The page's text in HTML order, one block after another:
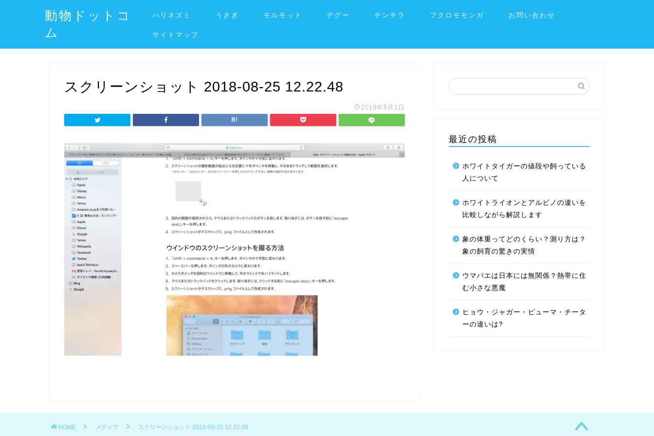
動物ドットコ
ム
ハリネズミ うさぎ モルモット デグー チンチラ フクロモモンガ お問い合わせ
サイトマップ
スクリーンショット 2018-08-25 12.22.48
2019年5月1日
最近の投稿
ホワイトタイガーの値段や飼っている
人について
ホワイトライオンとアルビノの違いを
比較しながら解説します
象の体重ってどのくらい？測り方は？
象の飼育の驚きの実情
ウマバエは日本には無関係？熱帯に住
む小さな悪魔
ヒョウ・ジャガー・ピューマ・チータ
ーの違いは?
HOME メディア スクリーンショット 2018-08-25 12.22.48